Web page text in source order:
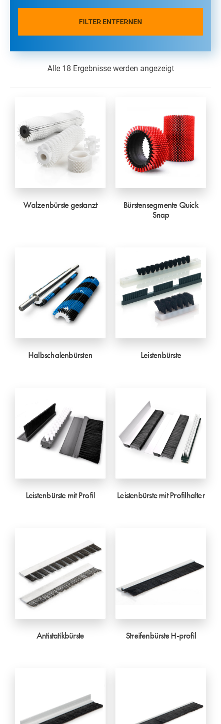
FILTER ENTFERNEN
Alle 18 Ergebnisse werden angezeigt
Walzenbürste gestanzt
Bürstensegmente Quick
Snap
Halbschalenbürsten Leistenbürste
Leistenbürste mit Profil Leistenbürste mit Profilhalter
Antistatikbürste Streifenbürste H-profil